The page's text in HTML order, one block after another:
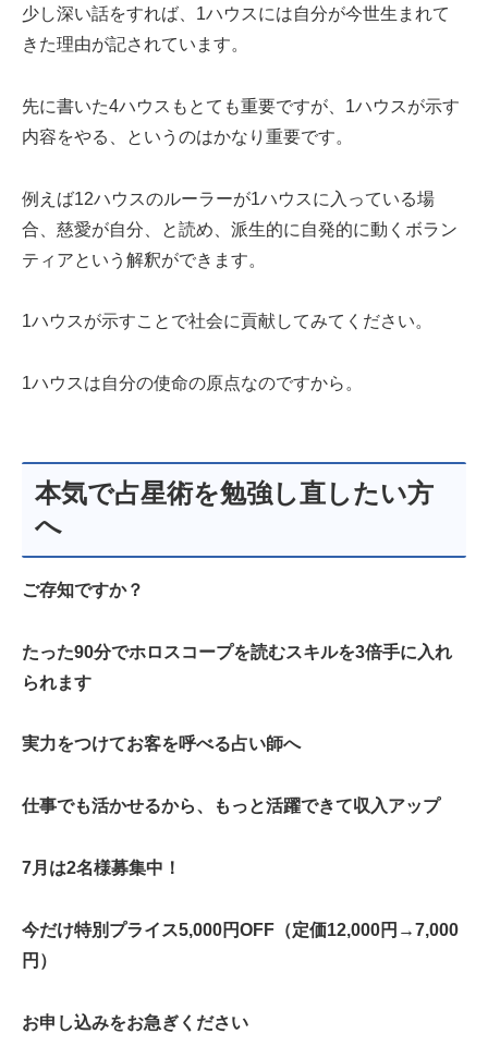
少し深い話をすれば、1ハウスには自分が今世生まれて
きた理由が記されています。
先に書いた4ハウスもとても重要ですが、1ハウスが示す
内容をやる、というのはかなり重要です。
例えば12ハウスのルーラーが1ハウスに入っている場
合、慈愛が自分、と読め、派生的に自発的に動くボラン
ティアという解釈ができます。
1ハウスが示すことで社会に貢献してみてください。
1ハウスは自分の使命の原点なのですから。
本気で占星術を勉強し直したい方
へ
ご存知ですか？
たった90分でホロスコープを読むスキルを3倍手に入れ
られます
実力をつけてお客を呼べる占い師へ
仕事でも活かせるから、もっと活躍できて収入アップ
7月は2名様募集中！
今だけ特別プライス5,000円OFF（定価12,000円→7,000
円）
お申し込みをお急ぎください